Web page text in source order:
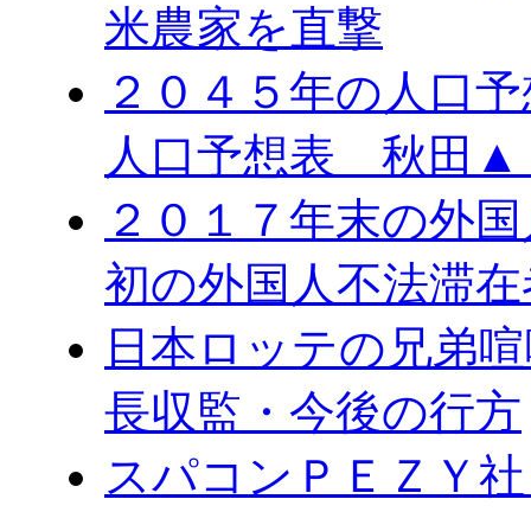
米農家を直撃
２０４５年の人口
人口予想表 秋田▲
２０１７年末の外
初の外国人不法滞
日本ロッテの兄弟
長収監・今後の行方
スパコンＰＥＺＹ